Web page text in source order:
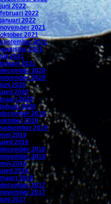
juni 2022
februari 2022
januari 2022
november 2021
oktober 2021
september 2021
augustus 2021
juli 2021
januari 2021
december 2020
november 2020
juni 2020
april 2020
maart 2020
januari 2020
december 2019
oktober 2019
september 2019
mei 2019
april 2019
december 2018
november 2018
mei 2018
april 2018
maart 2018
december 2017
november 2017
juni 2017